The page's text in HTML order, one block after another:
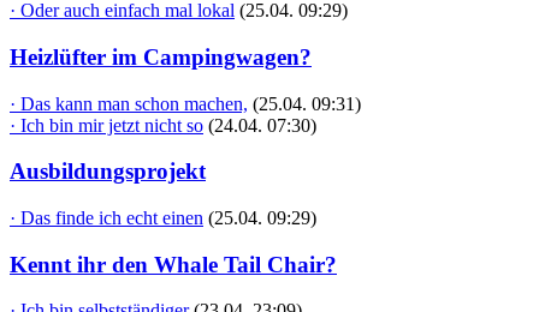
· Oder auch einfach mal lokal (25.04. 09:29)
Heizlüfter im Campingwagen?
· Das kann man schon machen, (25.04. 09:31)
· Ich bin mir jetzt nicht so (24.04. 07:30)
Ausbildungsprojekt
· Das finde ich echt einen (25.04. 09:29)
Kennt ihr den Whale Tail Chair?